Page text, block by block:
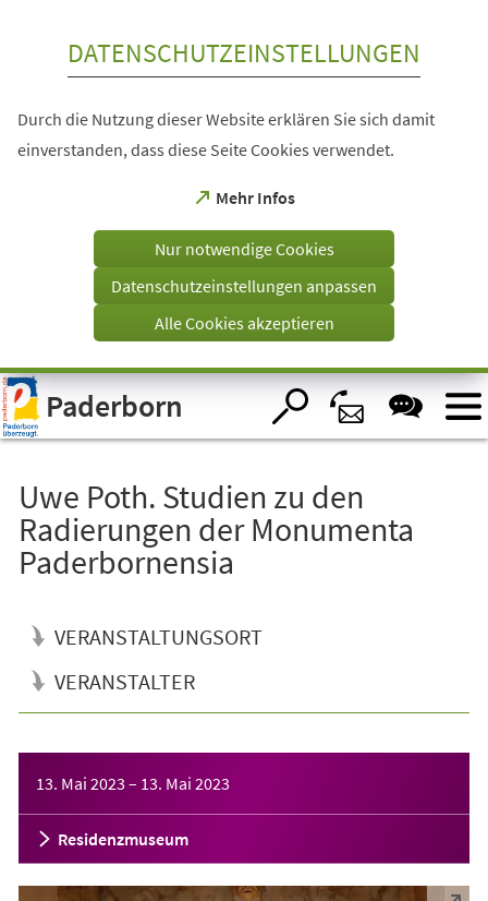
Visuelle
Assistenzsoftware
öffnen.
DATENSCHUTZEINSTELLUNGEN
Durch die Nutzung dieser Website erklären Sie sich damit
einverstanden, dass diese Seite Cookies verwendet.
Mehr Infos
(Öffnet
einem
Tab)
Nur notwendige Cookies
Datenschutzeinstellungen anpassen
Alle Cookies akzeptieren
Paderborn
Uwe Poth. Studien zu den
Radierungen der Monumenta
Paderbornensia
VERANSTALTUNGSORT
VERANSTALTER
13. Mai 2023 – 13. Mai 2023
Residenzmuseum